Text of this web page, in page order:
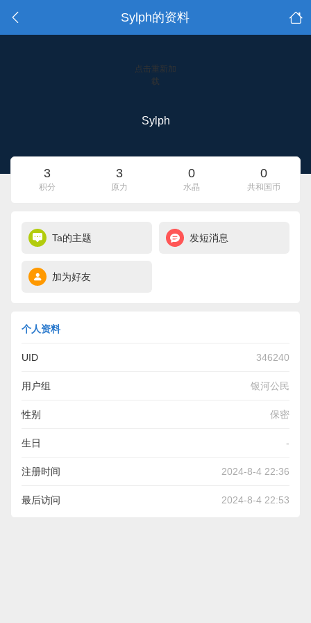
Sylph的资料
点击重新加
载
Sylph
3
积分
3
原力
0
水晶
0
共和国币
Ta的主题 发短消息
加为好友
个人资料
UID 346240
用户组 银河公民
性别 保密
生日 -
注册时间 2024-8-4 22:36
最后访问 2024-8-4 22:53